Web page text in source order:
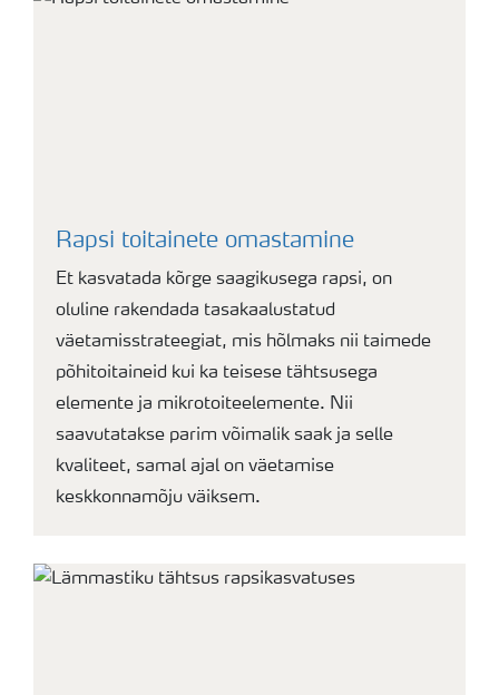
Rapsi toitainete omastamine
Et kasvatada kõrge saagikusega rapsi, on
oluline rakendada tasakaalustatud
väetamisstrateegiat, mis hõlmaks nii taimede
põhitoitaineid kui ka teisese tähtsusega
elemente ja mikrotoiteelemente. Nii
saavutatakse parim võimalik saak ja selle
kvaliteet, samal ajal on väetamise
keskkonnamõju väiksem.